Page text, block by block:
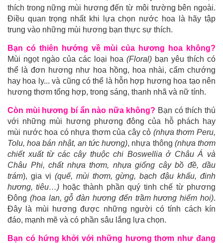
thích trong nững mùi hương đến từ môi trường bên ngoài.
Điều quan trọng nhất khi lựa chọn nước hoa là hãy tập
trung vào những mùi hương bạn thực sự thích.
Bạn có thiên hướng về mùi của hương hoa không?
Mùi ngọt ngào của các loại hoa (Floral) bạn yêu thích có
thể là đơn hương như hoa hồng, hoa nhài, cẩm chướng
hay hoa ly... và cũng có thể là hỗn hợp hương hoa tạo nên
hương thơm tổng hợp, trong sáng, thanh nhã và nữ tính.
Còn mùi hương bí ẩn nào nữa không? Bạn có thích thú
với những mùi hương phương đông của hỗ phách hay
mùi nước hoa có nhựa thơm của cây cỏ (nhựa thơm Peru,
Tolu, hoa bán nhật, an tức hương), nhựa thông (nhựa thơm
chiết xuất từ các cây thuộc chi Boswellia ở Châu Á và
Châu Phi, chất nhựa thơm, nhựa giống cây bồ đề, dầu
trám), gia vị (quế, mùi thơm, gừng, bạch đậu khấu, đinh
hương, tiêu…) hoặc thành phần quý tinh chế từ phương
Đông (hoa lan, gỗ đàn hương đến trầm hương hiếm hoi).
Đây là mùi hương được những người có tính cách kín
đáo, mạnh mẽ và có phần sâu lắng lựa chọn.
Bạn có hứng khởi với những hương thơm như đang